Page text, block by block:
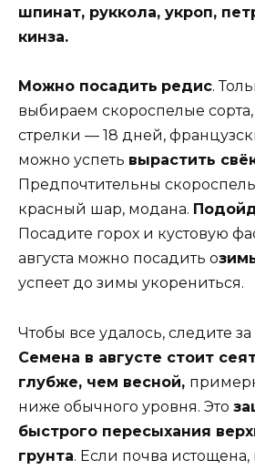
шпинат, руккола, укроп,
кинза.
Можно посадить редис.
выбираем скороспелые
стрелки — 18 дней,
можно успеть вырастить
Предпочтительны
красный шар, модана.
Посадите горох и кустовую
августа можно посадить о
успеет до зимы укорениться.
Чтобы все удалось, следите
Семена в августе стоит
глубже, чем весной,
ниже обычного уровня. Это
быстрого пересыхания
грунта. Если почва